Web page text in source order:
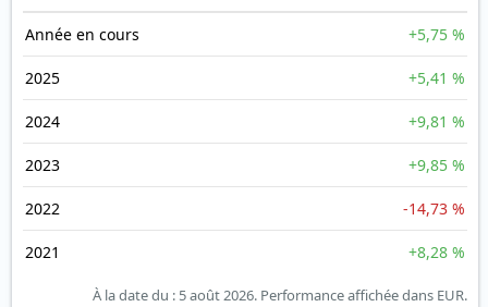
Année en cours +5,75 %
2025 +5,41 %
2024 +9,81 %
2023 +9,85 %
2022 -14,73 %
2021 +8,28 %
À la date du : 5 août 2026. Performance affichée dans EUR.